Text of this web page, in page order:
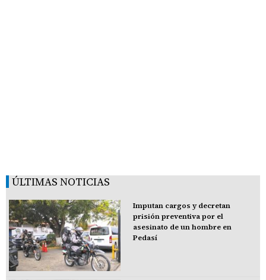
ÚLTIMAS NOTICIAS
Imputan cargos y decretan
prisión preventiva por el
asesinato de un hombre en
Pedasí